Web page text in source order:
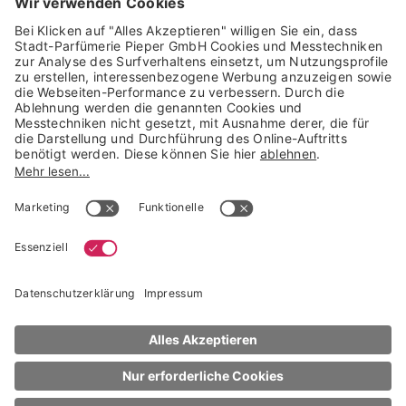
Trusted Shops Mitglied seit 2010
* unverbindliche Preisempfehlung der Verbundgruppe beauty alliance
NACH OBEN